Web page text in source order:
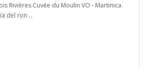
Rivières Cuvée du Moulin VO - Martinica.
del ron ..